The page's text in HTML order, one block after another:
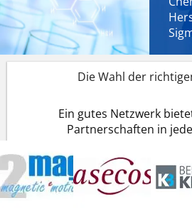
Die Wahl der
Ein gutes Netzwerk
Partnerschaften in